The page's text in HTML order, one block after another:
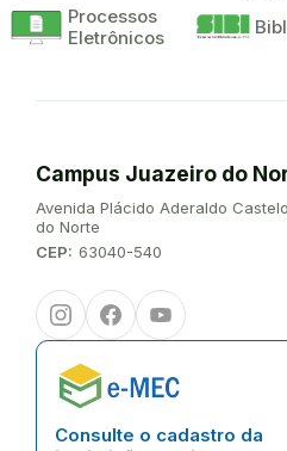
Processos
Eletrônicos
Campus Juazeiro do
Endereço:
Avenida Plácido Aderaldo
do Norte
CEP: 63040-540
InstagramFacebookYoutube
Consulte o cadastro da